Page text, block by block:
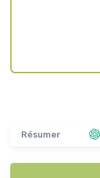
Résumer